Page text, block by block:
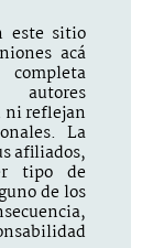
este sitio
acá
ni reflejan
La
afiliados,
tipo de
de los